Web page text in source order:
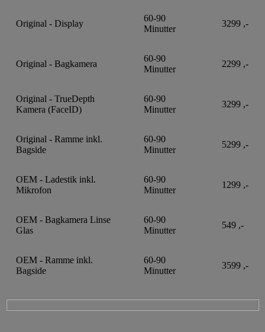
Original - Display
60-90
Minutter
3299 ,-
Original - Bagkamera
60-90
Minutter
2299 ,-
Original - TrueDepth
Kamera (FaceID)
60-90
Minutter
3299 ,-
Original - Ramme inkl.
Bagside
60-90
Minutter
5299 ,-
OEM - Ladestik inkl.
Mikrofon
60-90
Minutter
1299 ,-
OEM - Bagkamera Linse
Glas
60-90
Minutter
549 ,-
OEM - Ramme inkl.
Bagside
60-90
Minutter
3599 ,-